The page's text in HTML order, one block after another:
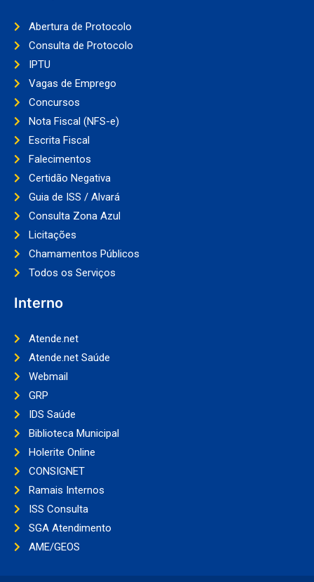
Abertura de Protocolo
Consulta de Protocolo
IPTU
Vagas de Emprego
Concursos
Nota Fiscal (NFS-e)
Escrita Fiscal
Falecimentos
Certidão Negativa
Guia de ISS / Alvará
Consulta Zona Azul
Licitações
Chamamentos Públicos
Todos os Serviços
Interno
Atende.net
Atende.net Saúde
Webmail
GRP
IDS Saúde
Biblioteca Municipal
Holerite Online
CONSIGNET
Ramais Internos
ISS Consulta
SGA Atendimento
AME/GEOS